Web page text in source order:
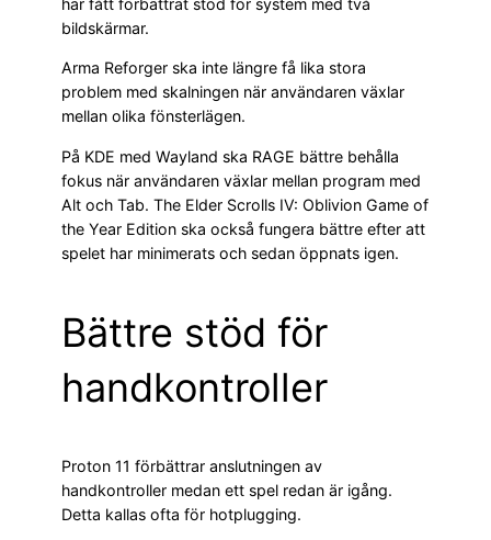
har fått förbättrat stöd för system med två
bildskärmar.
Arma Reforger ska inte längre få lika stora
problem med skalningen när användaren växlar
mellan olika fönsterlägen.
På KDE med Wayland ska RAGE bättre behålla
fokus när användaren växlar mellan program med
Alt och Tab. The Elder Scrolls IV: Oblivion Game of
the Year Edition ska också fungera bättre efter att
spelet har minimerats och sedan öppnats igen.
Bättre stöd för
handkontroller
Proton 11 förbättrar anslutningen av
handkontroller medan ett spel redan är igång.
Detta kallas ofta för hotplugging.